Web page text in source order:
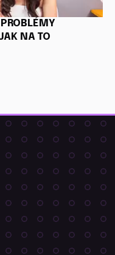
NA TO